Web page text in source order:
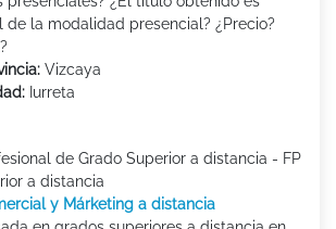
de la modalidad presencial? ¿Precio?
Vizcaya
Iurreta
de Grado Superior a distancia - FP
a distancia
y Márketing a distancia